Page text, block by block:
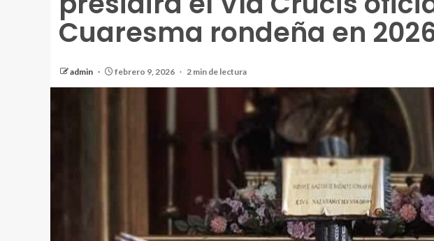
Cuaresma rondeña en
admin febrero 9, 2026 2 min de lectura